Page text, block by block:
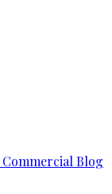
Commercial Blog